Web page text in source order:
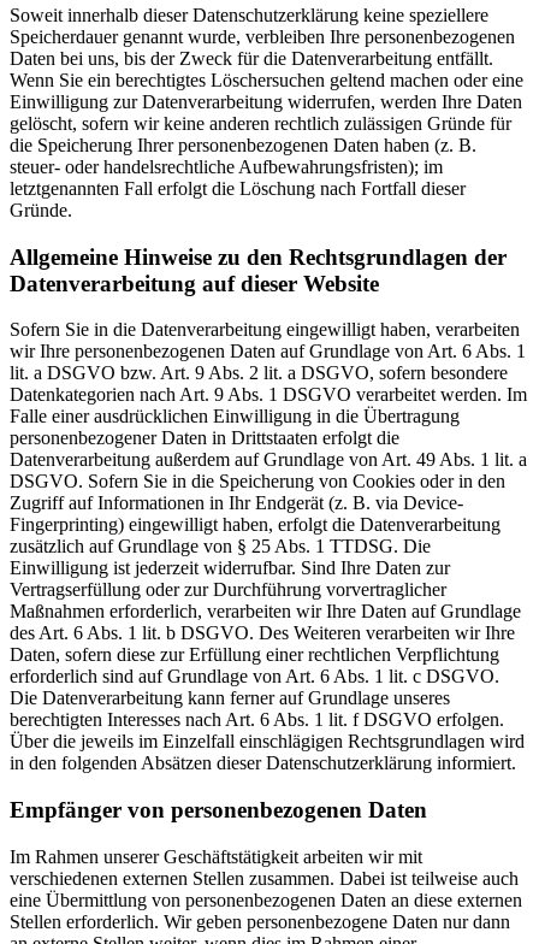
Soweit innerhalb dieser Datenschutzerklärung keine speziellere
Speicherdauer genannt wurde, verbleiben Ihre personenbezogenen
Daten bei uns, bis der Zweck für die Datenverarbeitung entfällt.
Wenn Sie ein berechtigtes Löschersuchen geltend machen oder eine
Einwilligung zur Datenverarbeitung widerrufen, werden Ihre Daten
gelöscht, sofern wir keine anderen rechtlich zulässigen Gründe für
die Speicherung Ihrer personenbezogenen Daten haben (z. B.
steuer- oder handelsrechtliche Aufbewahrungsfristen); im
letztgenannten Fall erfolgt die Löschung nach Fortfall dieser
Gründe.
Allgemeine Hinweise zu den Rechtsgrundlagen der
Datenverarbeitung auf dieser Website
Sofern Sie in die Datenverarbeitung eingewilligt haben, verarbeiten
wir Ihre personenbezogenen Daten auf Grundlage von Art. 6 Abs. 1
lit. a DSGVO bzw. Art. 9 Abs. 2 lit. a DSGVO, sofern besondere
Datenkategorien nach Art. 9 Abs. 1 DSGVO verarbeitet werden. Im
Falle einer ausdrücklichen Einwilligung in die Übertragung
personenbezogener Daten in Drittstaaten erfolgt die
Datenverarbeitung außerdem auf Grundlage von Art. 49 Abs. 1 lit. a
DSGVO. Sofern Sie in die Speicherung von Cookies oder in den
Zugriff auf Informationen in Ihr Endgerät (z. B. via Device-
Fingerprinting) eingewilligt haben, erfolgt die Datenverarbeitung
zusätzlich auf Grundlage von § 25 Abs. 1 TTDSG. Die
Einwilligung ist jederzeit widerrufbar. Sind Ihre Daten zur
Vertragserfüllung oder zur Durchführung vorvertraglicher
Maßnahmen erforderlich, verarbeiten wir Ihre Daten auf Grundlage
des Art. 6 Abs. 1 lit. b DSGVO. Des Weiteren verarbeiten wir Ihre
Daten, sofern diese zur Erfüllung einer rechtlichen Verpflichtung
erforderlich sind auf Grundlage von Art. 6 Abs. 1 lit. c DSGVO.
Die Datenverarbeitung kann ferner auf Grundlage unseres
berechtigten Interesses nach Art. 6 Abs. 1 lit. f DSGVO erfolgen.
Über die jeweils im Einzelfall einschlägigen Rechtsgrundlagen wird
in den folgenden Absätzen dieser Datenschutzerklärung informiert.
Empfänger von personenbezogenen Daten
Im Rahmen unserer Geschäftstätigkeit arbeiten wir mit
verschiedenen externen Stellen zusammen. Dabei ist teilweise auch
eine Übermittlung von personenbezogenen Daten an diese externen
Stellen erforderlich. Wir geben personenbezogene Daten nur dann